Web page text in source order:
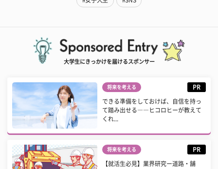
大学生にきっかけを届けるスポンサー
将来を考える PR
できる準備をしておけば、自信を持っ
て踏み出せる――ヒコロヒーが教えて
くれ...
将来を考える PR
【就活生必見】業界研究ー道路・舗